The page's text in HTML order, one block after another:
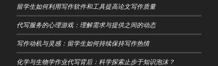
留学生如何利用写作软件和工具提高论文写作质量
代写服务的心理游戏：理解需求与提供之间的动态
写作动机与灵感：留学生如何持续保持写作热情
化学与生物学作业代写背后：科学探索止步于知识泡沫？